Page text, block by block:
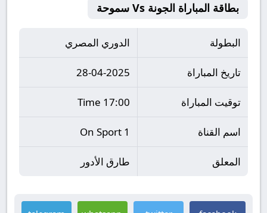
بطاقة المباراة الجونة Vs سموحة
البطولة الدوري المصري
تاريخ المباراة 28-04-2025
توقيت المباراة 17:00 Time
اسم القناة On Sport 1
المعلق طارق الأدور